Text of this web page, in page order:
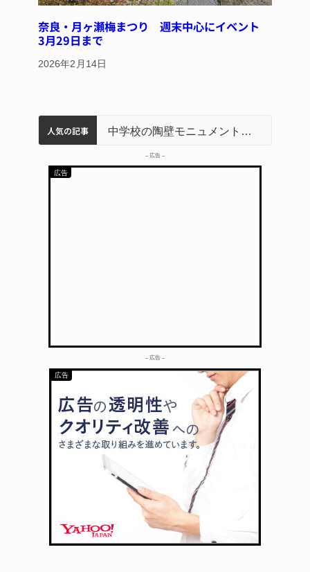
奈良・月ヶ瀬梅まつり 週末中心にイベント
3月29日まで
2026年2月14日
人気の記事
中学校の陶壁モニュメント 地元建設会社がボランティアで清掃 伊賀
【インターハイ⑨】ソフトテニス ミス減らし上位狙う 近大高専
リレーで東海中学総体へ 伊賀・名張
【インターハイ⑪】女子ホッケー 悲願の初出場、個性生かす 名張青峰
– 広告 –
– 広告 –